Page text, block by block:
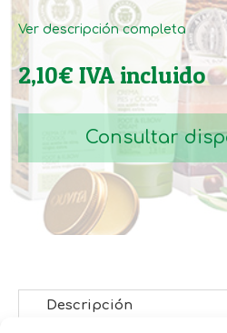
Ver descripción completa
2,10€ IVA incluido
Consultar
Descripción